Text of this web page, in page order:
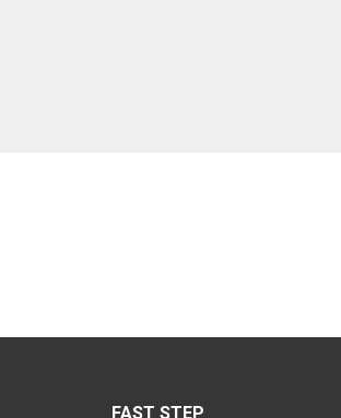
FAST STEP